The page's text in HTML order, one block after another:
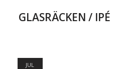
GLASRÄCKEN / IPÉ
JUL